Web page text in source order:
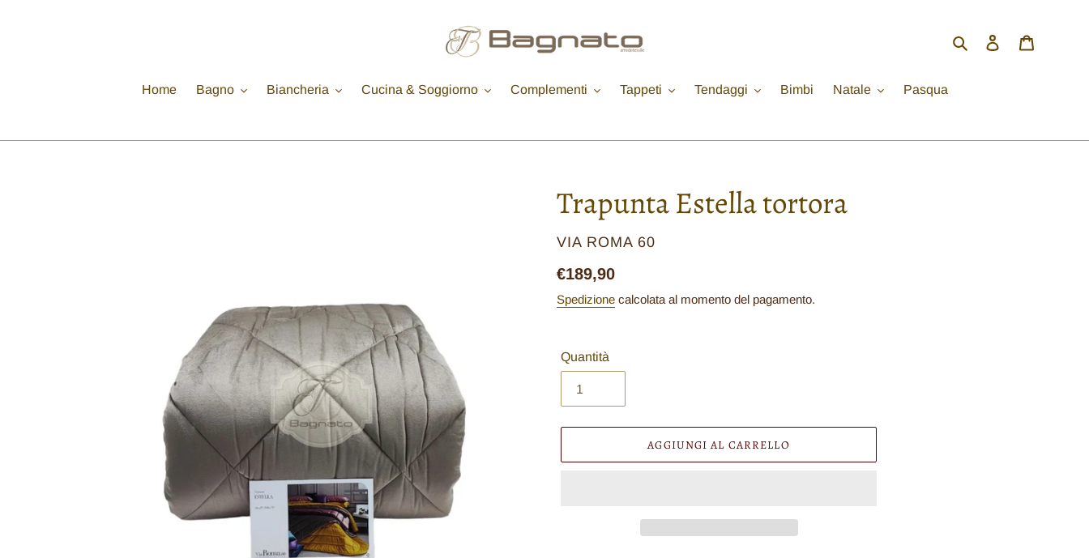
Cerca Accedi
Home Bagno Biancheria Cucina & Soggiorno Complementi Tappeti Tendaggi Bimbi Natale Pasqua
Trapunta Estella tortora
VENDITORE
VIA ROMA 60
Prezzo
di
€189,90
Spedizione calcolata al momento del pagamento.
Quantità
AGGIUNGI AL CARRELLO